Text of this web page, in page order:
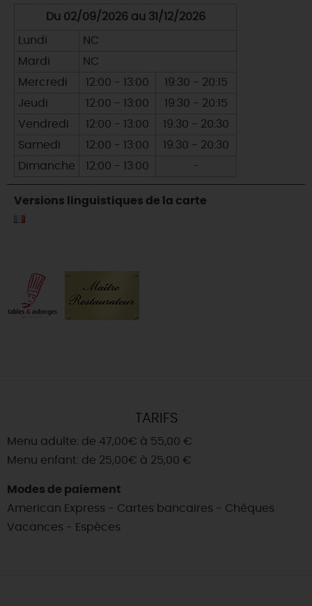
Du 02/09/2026 au 31/12/2026
Lundi
NC
Mardi
NC
Mercredi
12:00 - 13:00
19:30 - 20:15
Jeudi
12:00 - 13:00
19:30 - 20:15
Vendredi
12:00 - 13:00
19:30 - 20:30
Samedi
12:00 - 13:00
19:30 - 20:30
Dimanche
12:00 - 13:00 -
Versions linguistiques de la carte
TARIFS
Menu adulte: de 47,00€ à 55,00 €
Menu enfant: de 25,00€ à 25,00 €
Modes de paiement
American Express - Cartes bancaires - Chèques
Vacances - Espèces